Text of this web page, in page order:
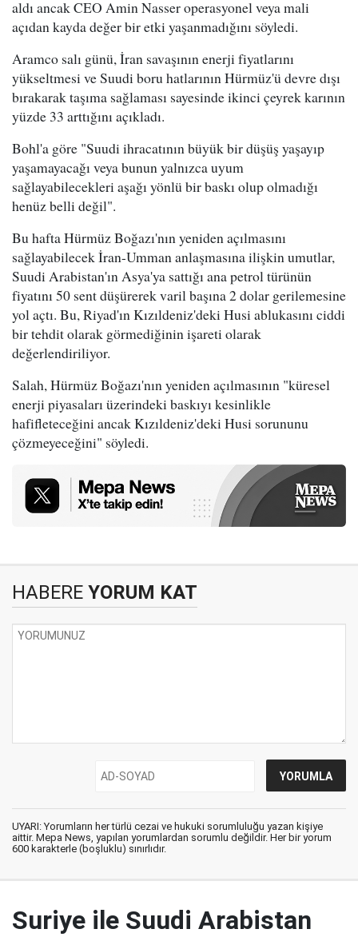
aldı ancak CEO Amin Nasser operasyonel veya mali
açıdan kayda değer bir etki yaşanmadığını söyledi.
Aramco salı günü, İran savaşının enerji fiyatlarını
yükseltmesi ve Suudi boru hatlarının Hürmüz'ü devre dışı
bırakarak taşıma sağlaması sayesinde ikinci çeyrek karının
yüzde 33 arttığını açıkladı.
Bohl'a göre "Suudi ihracatının büyük bir düşüş yaşayıp
yaşamayacağı veya bunun yalnızca uyum
sağlayabilecekleri aşağı yönlü bir baskı olup olmadığı
henüz belli değil".
Bu hafta Hürmüz Boğazı'nın yeniden açılmasını
sağlayabilecek İran-Umman anlaşmasına ilişkin umutlar,
Suudi Arabistan'ın Asya'ya sattığı ana petrol türünün
fiyatını 50 sent düşürerek varil başına 2 dolar gerilemesine
yol açtı. Bu, Riyad'ın Kızıldeniz'deki Husi ablukasını ciddi
bir tehdit olarak görmediğinin işareti olarak
değerlendiriliyor.
Salah, Hürmüz Boğazı'nın yeniden açılmasının "küresel
enerji piyasaları üzerindeki baskıyı kesinlikle
hafifleteceğini ancak Kızıldeniz'deki Husi sorununu
çözmeyeceğini" söyledi.
HABERE YORUM KAT
UYARI: Yorumların her türlü cezai ve hukuki sorumluluğu yazan kişiye
aittir. Mepa News, yapılan yorumlardan sorumlu değildir. Her bir yorum
600 karakterle (boşluklu) sınırlıdır.
Suriye ile Suudi Arabistan